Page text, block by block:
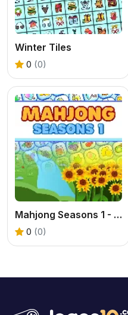
Winter Tiles
0 (0)
Mahjong Seasons 1 - Spring and Summer
0 (0)